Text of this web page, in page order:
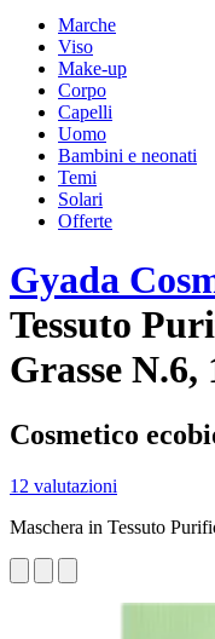
Marche
Viso
Make-up
Corpo
Capelli
Uomo
Bambini e neonati
Temi
Solari
Offerte
Gyada
Tessuto
Grasse N.6,
Cosmetico
12 valutazioni
Maschera in Tessuto